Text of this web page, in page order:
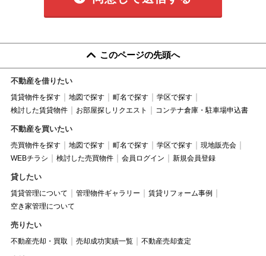
このページの先頭へ
不動産を借りたい
賃貸物件を探す 地図で探す 町名で探す
学区で探す
検討した賃貸物件
お部屋探しリクエスト コンテナ倉庫・駐車場申込書
不動産を買いたい
売買物件を探す 地図で探す 町名で探す 学区で探す
現地販売会
WEBチラシ
検討した売買物件 会員ログイン 新規会員登録
貸したい
賃貸管理について 管理物件ギャラリー
賃貸リフォーム事例
空き家管理について
売りたい
不動産売却・買取 売却成功実績一覧 不動産売却査定